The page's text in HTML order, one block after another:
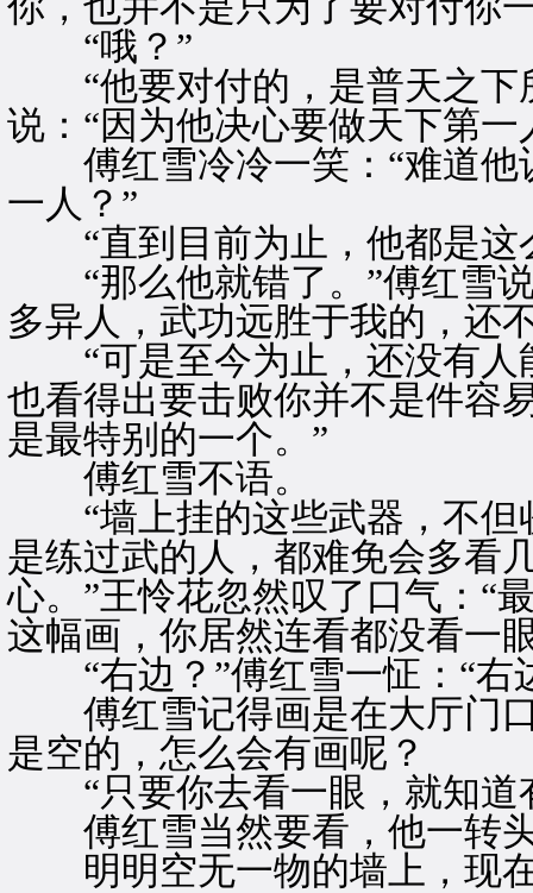
“哦？”
“他要对付的，是普天之下
说：“因为他决心要做天下第一
傅红雪冷冷一笑：“难道他
一人？”
“直到目前为止，他都是这
“那么他就错了。”傅红雪说
多异人，武功远胜于我的，还
“可是至今为止，还没有人
也看得出要击败你并不是件容
是最特别的一个。”
傅红雪不语。
“墙上挂的这些武器，不但
是练过武的人，都难免会多看
心。”王怜花忽然叹了口气：“
这幅画，你居然连看都没看一
“右边？”傅红雪一怔：“右
傅红雪记得画是在大厅门口
是空的，怎么会有画呢？
“只要你去看一眼，就知道
傅红雪当然要看，他一转头
明明空无一物的墙上，现